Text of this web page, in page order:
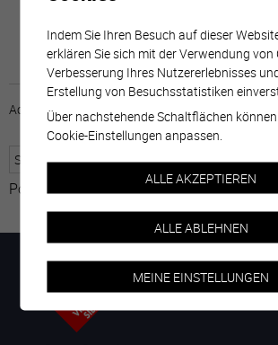
Accueil horaire emploi Mentions légales
Powered by Google Übersetzer
Indem Sie Ihren Besuch auf dieser
erklären Sie sich mit der Verwendung von
Verbesserung Ihres Nutzererlebnisses
Erstellung von Besuchsstatistiken
Über nachstehende Schaltflächen
Cookie-Einstellungen anpassen.
ALLE AKZEPTIEREN
ALLE ABLEHNEN
MEINE EINSTELLUNGEN